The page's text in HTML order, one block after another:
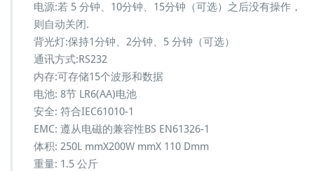
电源:若 5 分钟、10分钟、15分钟（可选）之后没有操作，
则自动关闭.
背光灯:保持1分钟、2分钟、5 分钟（可选）
通讯方式:RS232
内存:可存储15个波形和数据
电池: 8节 LR6(AA)电池
安全: 符合IEC61010-1
EMC: 遵从电磁的兼容性BS EN61326-1
体积: 250L mmX200W mmX 110 Dmm
重量: 1.5 公斤